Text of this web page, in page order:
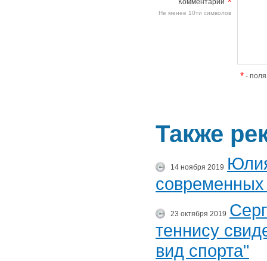
Комментарий *
Не менее 10ти символов
* -
Также
14 ноября 2019
современных
23 октября 2019
теннису
вид спорта"